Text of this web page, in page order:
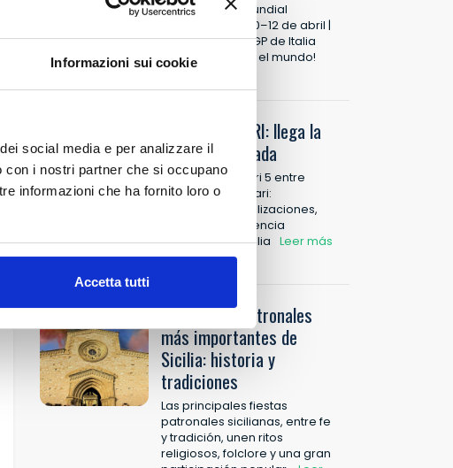
Informazioni sui cookie
social media e per analizzare il
i nostri partner che si occupano
informazioni che ha fornito loro o
Accetta tutti
Campeonato Mundial
EnduroGP 2026 10–12 de abril |
Custonaci (TP) | GP de Italia
¡Sicilia corre con el mundo!
Ficción MAKARI: llega la
nueva temporada
Rodaje de Màkari 5 entre
Custonaci y Makari:
escenarios, localizaciones,
turismo y experiencia
inmersiva en Sicilia
Leer más
>
Las fiestas patronales
más importantes de
Sicilia: historia y
tradiciones
Las principales fiestas
patronales sicilianas, entre fe
y tradición, unen ritos
religiosos, folclore y una gran